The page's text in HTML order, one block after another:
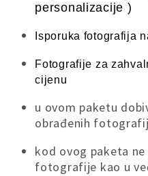
personalizacije )
Isporuka fotografija
Fotografije za
cijenu
u ovom paketu
obrađenih
kod ovog paketa
fotografije kao u